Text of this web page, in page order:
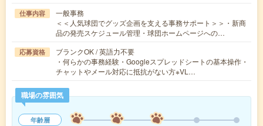
仕事内容
一般事務
＜＜人気球団でグッズ企画を支える事務サポート＞＞・新商
品の発売スケジュール管理・球団ホームページへの…
応募資格
ブランクOK / 英語力不要
・何らかの事務経験・Googleスプレッドシートの基本操作・
チャットやメール対応に抵抗がない方※VL…
職場の雰囲気
年齢層